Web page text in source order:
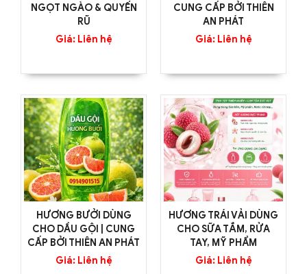
NGỌT NGÀO & QUYẾN
RŨ
Giá: Liên hệ
CUNG CẤP BỞI THIÊN
AN PHÁT
Giá: Liên hệ
HƯƠNG BƯỞI DÙNG
CHO DẦU GỘI | CUNG
CẤP BỞI THIÊN AN PHÁT
Giá: Liên hệ
HƯƠNG TRÁI VẢI DÙNG
CHO SỮA TẮM, RỬA
TAY, MỸ PHẨM
Giá: Liên hệ